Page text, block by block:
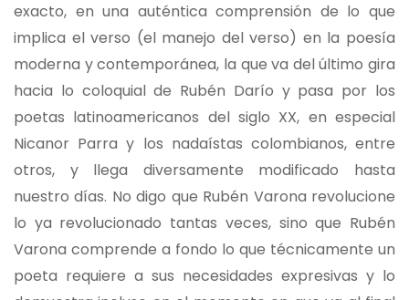
exacto, en una auténtica comprensión de lo que
implica el verso (el manejo del verso) en la poesía
moderna y contemporánea, la que va del último gira
hacia lo coloquial de Rubén Darío y pasa por los
poetas latinoamericanos del siglo XX, en especial
Nicanor Parra y los nadaístas colombianos, entre
otros, y llega diversamente modificado hasta
nuestro días. No digo que Rubén Varona revolucione
lo ya revolucionado tantas veces, sino que Rubén
Varona comprende a fondo lo que técnicamente un
poeta requiere a sus necesidades expresivas y lo